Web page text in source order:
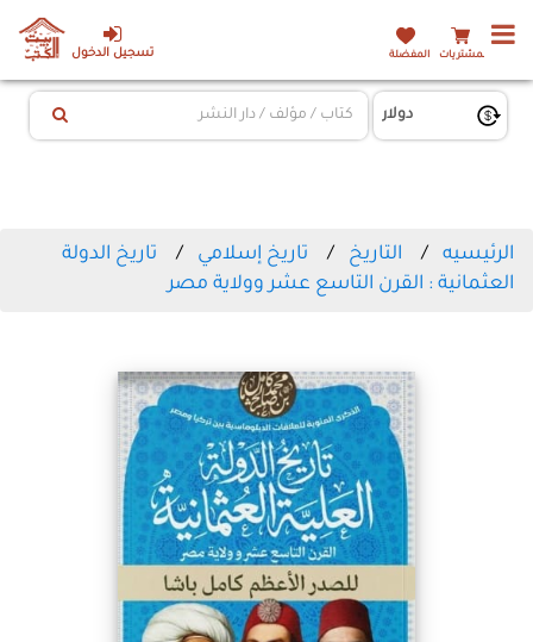
تسجيل الدخول المشتريات المفضلة
الرئيسيه التاريخ تاريخ إسلامي
تاريخ الدولة
العثمانية : القرن التاسع عشر وولاية مصر